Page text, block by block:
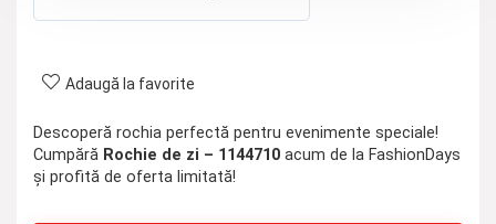
Adaugă la favorite
Descoperă rochia perfectă pentru evenimente speciale!
Cumpără Rochie de zi – 1144710 acum de la FashionDays
și profită de oferta limitată!